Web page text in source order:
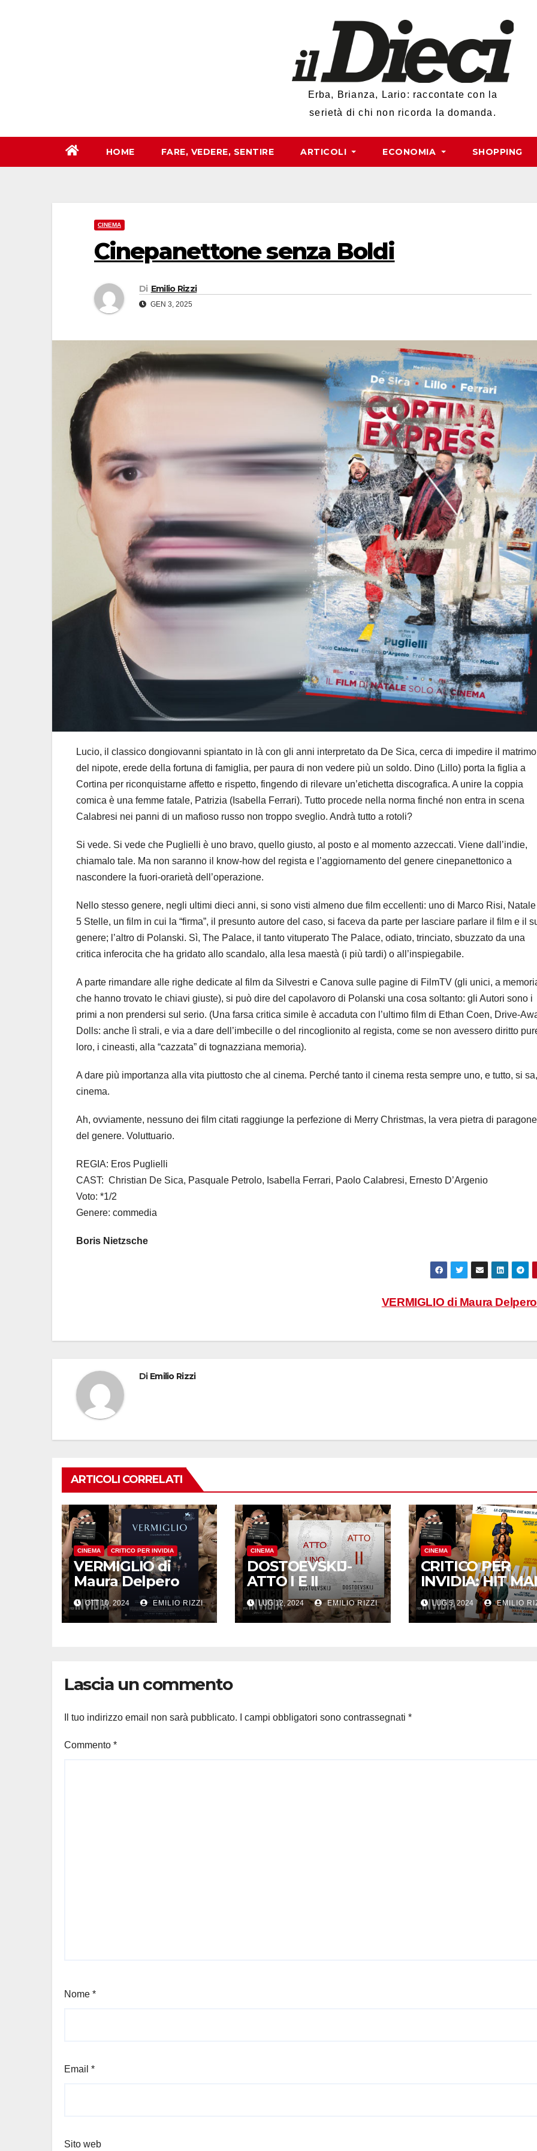
Erba, Brianza, Lario: raccontate con la
serietà di chi non ricorda la domanda.
HOME FARE, VEDERE, SENTIRE ARTICOLI ECONOMIA SHOPPING
CINEMA
Cinepanettone senza Boldi
Di Emilio Rizzi
GEN 3, 2025
Lucio, il classico dongiovanni spiantato in là con gli anni interpretato da De Sica, cerca di impedire il
del nipote, erede della fortuna di famiglia, per paura di non vedere più un soldo. Dino (Lillo) porta la figlia a
Cortina per riconquistarne affetto e rispetto, fingendo di rilevare un’etichetta discografica. A unire la coppia
comica è una femme fatale, Patrizia (Isabella Ferrari). Tutto procede nella norma finché non entra in scena
Calabresi nei panni di un mafioso russo non troppo sveglio. Andrà tutto a rotoli?
Si vede. Si vede che Puglielli è uno bravo, quello giusto, al posto e al momento azzeccati. Viene dall’indie,
chiamalo tale. Ma non saranno il know-how del regista e l’aggiornamento del genere cinepanettonico a
nascondere la fuori-orarietà dell’operazione.
Nello stesso genere, negli ultimi dieci anni, si sono visti almeno due film eccellenti: uno di Marco Risi,
5 Stelle, un film in cui la “firma”, il presunto autore del caso, si faceva da parte per lasciare parlare il film e il
genere; l’altro di Polanski. Sì, The Palace, il tanto vituperato The Palace, odiato, trinciato, sbuzzato da una
critica inferocita che ha gridato allo scandalo, alla lesa maestà (i più tardi) o all’inspiegabile.
A parte rimandare alle righe dedicate al film da Silvestri e Canova sulle pagine di FilmTV (gli unici, a
che hanno trovato le chiavi giuste), si può dire del capolavoro di Polanski una cosa soltanto: gli Autori sono i
primi a non prendersi sul serio. (Una farsa critica simile è accaduta con l’ultimo film di Ethan Coen, Drive-
Dolls: anche lì strali, e via a dare dell’imbecille o del rincoglionito al regista, come se non avessero diritto
loro, i cineasti, alla “cazzata” di tognazziana memoria).
A dare più importanza alla vita piuttosto che al cinema. Perché tanto il cinema resta sempre uno, e tutto, si
cinema.
Ah, ovviamente, nessuno dei film citati raggiunge la perfezione di Merry Christmas, la vera pietra di paragone
del genere. Voluttuario.
REGIA: Eros Puglielli
CAST: Christian De Sica, Pasquale Petrolo, Isabella Ferrari, Paolo Calabresi, Ernesto D’Argenio
Voto: *1/2
Genere: commedia
Boris Nietzsche
VERMIGLIO di Maura
Di Emilio Rizzi
ARTICOLI CORRELATI
CINEMA CRITICO PER INVIDIA
VERMIGLIO di
Maura Delpero
OTT 10, 2024 EMILIO RIZZI
CINEMA
DOSTOEVSKIJ-
ATTO I E II
LUG 12, 2024 EMILIO RIZZI
CINEMA
CRITICO PER
INVIDIA: HIT
LUG 5, 2024 EMILIO
Lascia un commento
Il tuo indirizzo email non sarà pubblicato. I campi obbligatori sono contrassegnati *
Commento *
Nome *
Email *
Sito web